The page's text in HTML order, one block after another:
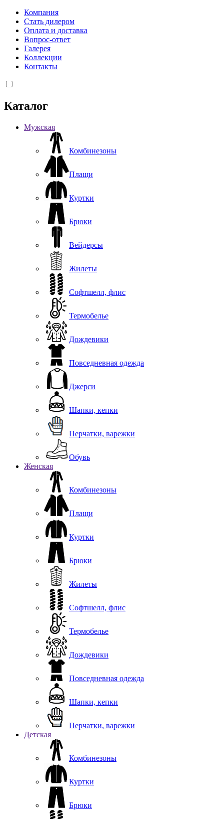
Компания
Стать дилером
Оплата и доставка
Вопрос-ответ
Галерея
Коллекции
Контакты
Каталог
Мужская
Комбинезоны
Плащи
Куртки
Брюки
Вейдерсы
Жилеты
Софтшелл, флис
Термобелье
Дождевики
Повседневная одежда
Джерси
Шапки, кепки
Перчатки, варежки
Обувь
Женская
Комбинезоны
Плащи
Куртки
Брюки
Жилеты
Софтшелл, флис
Термобелье
Дождевики
Повседневная одежда
Шапки, кепки
Перчатки, варежки
Детская
Комбинезоны
Куртки
Брюки